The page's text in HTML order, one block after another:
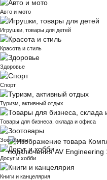
Авто и мото
Игрушки, товары для детей
Красота и стиль
Здоровье
Спорт
Туризм, активный отдых
Товары для бизнеса, склада и офиса
Зоотовары
Досуг и хобби
Книги и канцелярия